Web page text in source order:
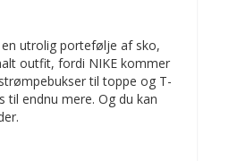
utrolig portefølje af sko,
outfit, fordi NIKE kommer
til toppe og T-
endnu mere. Og du kan